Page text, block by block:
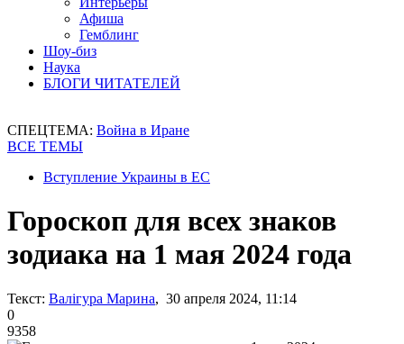
Афиша
Гемблинг
Шоу-биз
Наука
БЛОГИ ЧИТАТЕЛЕЙ
СПЕЦТЕМА: Война в Иране
ВСЕ ТЕМЫ
Вступление Украины в ЕС
Гороскоп для всех знаков
зодиака на 1 мая 2024 года
Текст: Валігура Марина, 30 апреля 2024, 11:14
0
9358